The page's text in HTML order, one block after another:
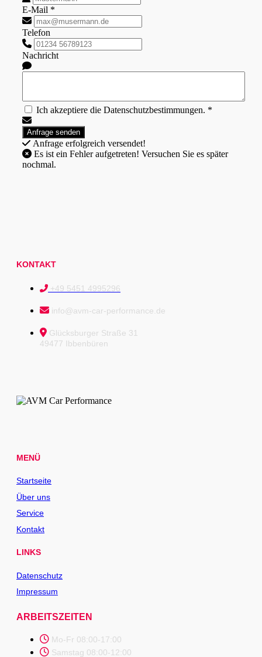
E-Mail *
Telefon
Nachricht
Ich akzeptiere die Datenschutzbestimmungen. *
Anfrage erfolgreich versendet!
nochmal.
KONTAKT
+49 5451 4995296
info@avm-car-performance.de
Glücksburger Straße 31
49477 Ibbenbüren
MENÜ
Startseite
Über uns
Service
Kontakt
LINKS
Datenschutz
Impressum
ARBEITSZEITEN
Mo-Fr 08:00-17:00
Samstag 08:00-12:00